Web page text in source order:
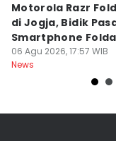
Motorola Razr
di Jogja, Bidik
Smartphone
Premium
06 Agu 2026, 17:57 WIB
News